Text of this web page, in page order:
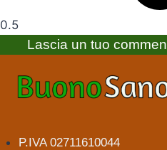
Lascia un tuo
P.IVA 02711610044